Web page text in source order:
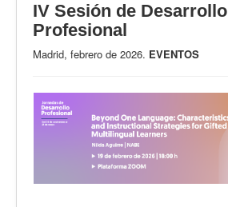
IV Sesión de Desarrollo
Profesional
Madrid, febrero de 2026. EVENTOS